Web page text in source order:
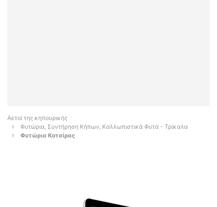
Αετοί της κηπουρικής
Φυτώρια, Συντήρηση Κήπων, Καλλωπιστικά Φυτά - Τρίκαλα
Φυτώρια Κοτσίρας